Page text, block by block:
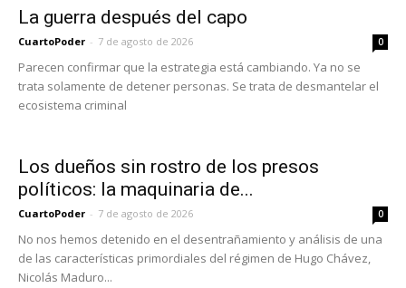
La guerra después del capo
CuartoPoder - 7 de agosto de 2026 0
Parecen confirmar que la estrategia está cambiando. Ya no se
trata solamente de detener personas. Se trata de desmantelar el
ecosistema criminal
Los dueños sin rostro de los presos
políticos: la maquinaria de...
CuartoPoder - 7 de agosto de 2026 0
No nos hemos detenido en el desentrañamiento y análisis de una
de las características primordiales del régimen de Hugo Chávez,
Nicolás Maduro...